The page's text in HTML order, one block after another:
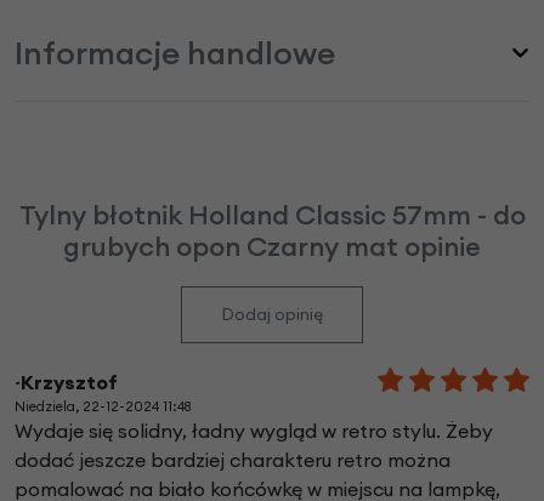
Informacje handlowe
Tylny błotnik Holland Classic 57mm - do
grubych opon Czarny mat opinie
Dodaj opinię
~Krzysztof
Niedziela, 22-12-2024 11:48
Wydaje się solidny, ładny wygląd w retro stylu. Żeby
dodać jeszcze bardziej charakteru retro można
pomalować na biało końcówkę w miejscu na lampkę,